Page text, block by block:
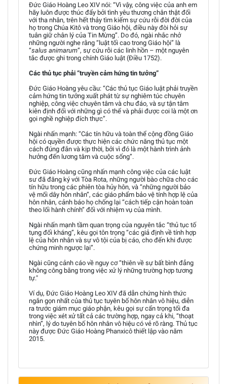
Đức Giáo Hoàng Leo XIV nói: “Vì vậy, công việc của anh em
hãy luôn được thúc đẩy bởi tình yêu thương chân thật đối
với tha nhân, trên hết thảy tìm kiếm sự cứu rỗi đời đời của
họ trong Chúa Kitô và trong Giáo hội, điều này đòi hỏi sự
tuân giữ chân lý của Tin Mừng”. Do đó, ngài nhắc nhở
những người nghe rằng “luật tối cao trong Giáo hội” là
“salus animarum”, sự cứu rỗi các linh hồn – một nguyên
tắc được ghi trong chính Giáo luật (Điều 1752).
Các thủ tục phải “truyền cảm hứng tin tưởng”
Đức Giáo Hoàng yêu cầu: “Các thủ tục Giáo luật phải truyền
cảm hứng tin tưởng xuất phát từ sự nghiêm túc chuyên
nghiệp, công việc chuyên tâm và chu đáo, và sự tận tâm
kiên định đối với những gì có thể và phải được coi là một ơn
gọi nghề nghiệp đích thực”.
Ngài nhấn mạnh: “Các tín hữu và toàn thể cộng đồng Giáo
hội có quyền được thực hiện các chức năng thủ tục một
cách đúng đắn và kịp thời, bởi vì đó là một hành trình ảnh
hưởng đến lương tâm và cuộc sống”.
Đức Giáo Hoàng cũng nhấn mạnh công việc của các luật
sư đã đăng ký với Tòa Rota, những người bào chữa cho các
tín hữu trong các phiên tòa hủy hôn, và “những người bảo
vệ mối dây hôn nhân”, các giáo phẩm bảo vệ tính hợp lệ của
hôn nhân, cảnh báo họ chống lại “cách tiếp cận hoàn toàn
theo lối hành chính” đối với nhiệm vụ của mình.
Ngài nhấn mạnh tầm quan trọng của nguyên tắc “thủ tục tố
tụng đối kháng”, kêu gọi tôn trọng “các giả định về tính hợp
lệ của hôn nhân và sự vô tội của bị cáo, cho đến khi được
chứng minh ngược lại”.
Ngài cũng cảnh cáo về nguy cơ “thiên về sự bất bình đẳng
không công bằng trong việc xử lý những trường hợp tương
tự."
Ví dụ, Đức Giáo Hoàng Leo XIV đã dẫn chứng hình thức
ngắn gọn nhất của thủ tục tuyên bố hôn nhân vô hiệu, diễn
ra trước giám mục giáo phận, kêu gọi sự cẩn trọng tối đa
trong việc xét xử tất cả các trường hợp, ngay cả khi, “thoạt
nhìn”, lý do tuyên bố hôn nhân vô hiệu có vẻ rõ ràng. Thủ tục
này được Đức Giáo Hoàng Phanxicô thiết lập vào năm
2015.